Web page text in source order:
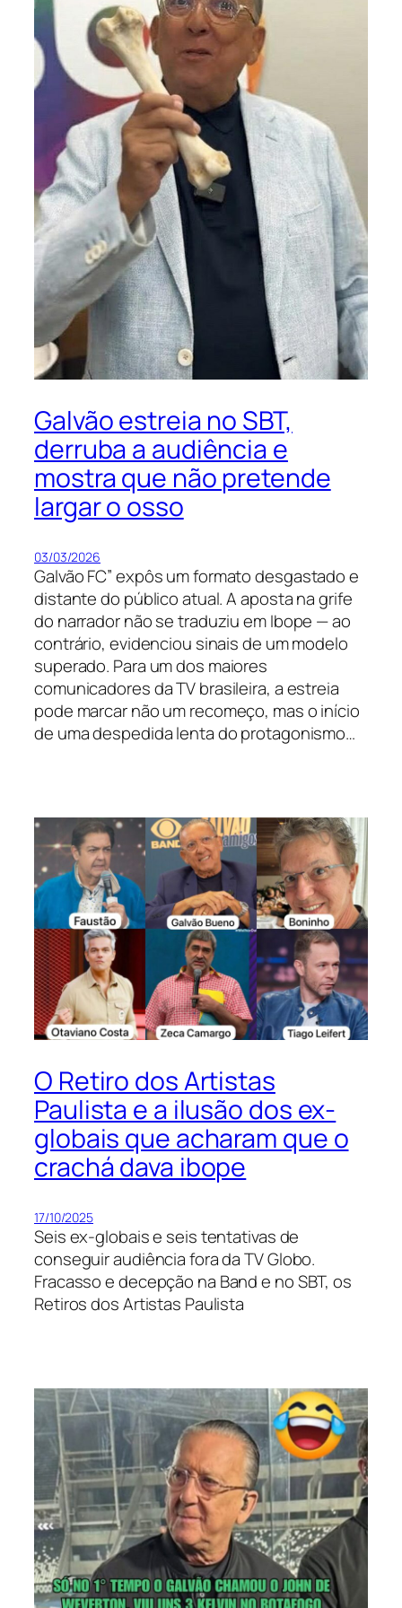
Galvão estreia no SBT,
derruba a audiência e
mostra que não pretende
largar o osso
03/03/2026
Galvão FC” expôs um formato desgastado e
distante do público atual. A aposta na grife
do narrador não se traduziu em Ibope — ao
contrário, evidenciou sinais de um modelo
superado. Para um dos maiores
comunicadores da TV brasileira, a estreia
pode marcar não um recomeço, mas o início
de uma despedida lenta do protagonismo…
O Retiro dos Artistas
Paulista e a ilusão dos ex-
globais que acharam que o
crachá dava ibope
17/10/2025
Seis ex-globais e seis tentativas de
conseguir audiência fora da TV Globo.
Fracasso e decepção na Band e no SBT, os
Retiros dos Artistas Paulista